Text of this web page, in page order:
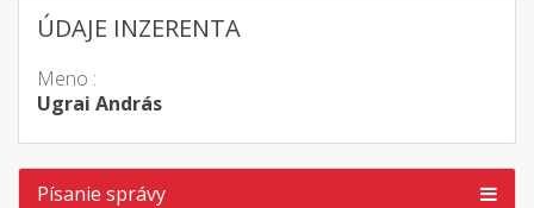
ÚDAJE INZERENTA
Meno :
Ugrai András
Písanie správy